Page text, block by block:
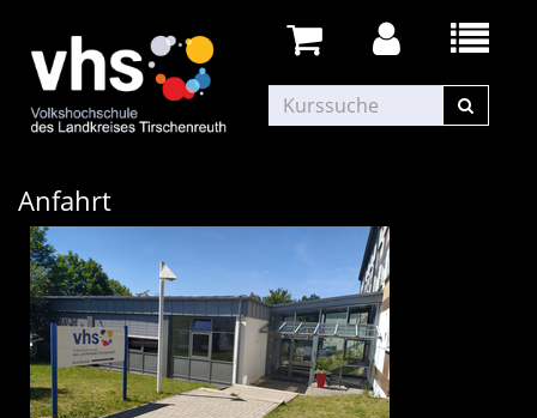
Anfahrt